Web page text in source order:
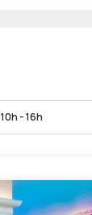
10h - 16h